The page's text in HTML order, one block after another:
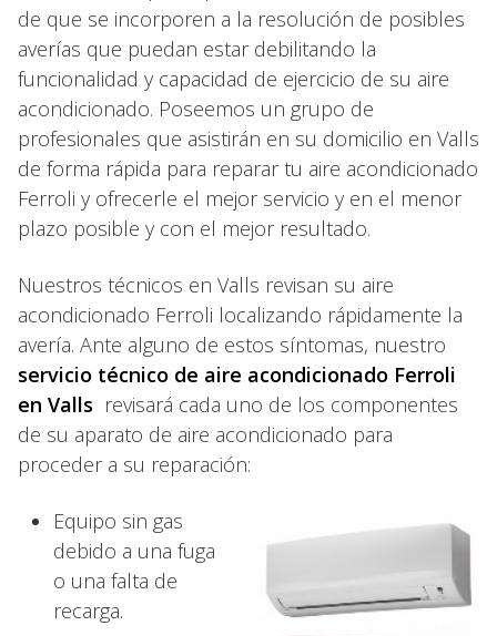
de que se incorporen a la resolución de posibles
averías que puedan estar debilitando la
funcionalidad y capacidad de ejercicio de su aire
acondicionado. Poseemos un grupo de
profesionales que asistirán en su domicilio en Valls
de forma rápida para reparar tu aire acondicionado
Ferroli y ofrecerle el mejor servicio y en el menor
plazo posible y con el mejor resultado.
Nuestros técnicos en Valls revisan su aire
acondicionado Ferroli localizando rápidamente la
avería. Ante alguno de estos síntomas, nuestro
servicio técnico de aire acondicionado Ferroli
en Valls revisará cada uno de los componentes
de su aparato de aire acondicionado para
proceder a su reparación:
Equipo sin gas
debido a una fuga
o una falta de
recarga.